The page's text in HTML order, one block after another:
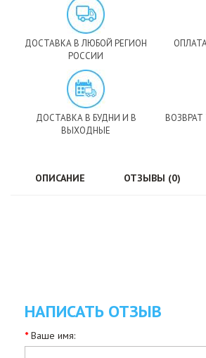
ДОСТАВКА В ЛЮБОЙ РЕГИОН
РОССИИ
ДОСТАВКА В БУДНИ И В
ВЫХОДНЫЕ
ВОЗВРАТ
ОПИСАНИЕ ОТЗЫВЫ (0)
НАПИСАТЬ ОТЗЫВ
Ваше имя: